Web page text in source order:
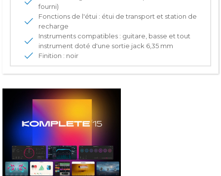
fourni)
Fonctions de l'étui : étui de transport et station de
recharge
Instruments compatibles : guitare, basse et tout
instrument doté d'une sortie jack 6,35 mm
Finition : noir